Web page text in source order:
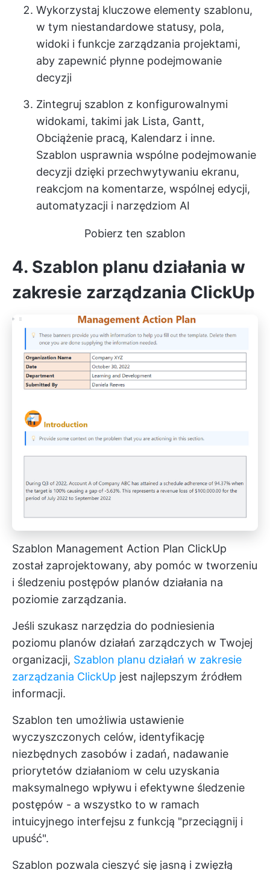
Wykorzystaj kluczowe elementy szablonu,
w tym niestandardowe statusy, pola,
widoki i funkcje zarządzania projektami,
aby zapewnić płynne podejmowanie
decyzji
Zintegruj szablon z konfigurowalnymi
widokami, takimi jak Lista, Gantt,
Obciążenie pracą, Kalendarz i inne.
Szablon usprawnia wspólne podejmowanie
decyzji dzięki przechwytywaniu ekranu,
reakcjom na komentarze, wspólnej edycji,
automatyzacji i narzędziom AI
Pobierz ten szablon
4. Szablon planu działania w
zakresie zarządzania ClickUp
Szablon Management Action Plan ClickUp
został zaprojektowany, aby pomóc w tworzeniu
i śledzeniu postępów planów działania na
poziomie zarządzania.
Jeśli szukasz narzędzia do podniesienia
poziomu planów działań zarządczych w Twojej
organizacji, Szablon planu działań w zakresie
zarządzania ClickUp jest najlepszym źródłem
informacji.
Szablon ten umożliwia ustawienie
wyczyszczonych celów, identyfikację
niezbędnych zasobów i zadań, nadawanie
priorytetów działaniom w celu uzyskania
maksymalnego wpływu i efektywne śledzenie
postępów - a wszystko to w ramach
intuicyjnego interfejsu z funkcją "przeciągnij i
upuść".
Szablon pozwala cieszyć się jasną i zwięzłą